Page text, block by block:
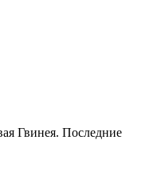
Гвинея. Последние